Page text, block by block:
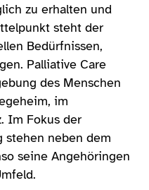
zu erhalten und
steht der
Bedürfnissen,
Palliative Care
des Menschen
im
Im Fokus der
stehen neben dem
seine Angehöringen